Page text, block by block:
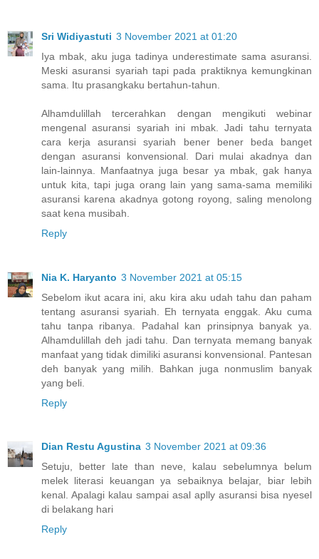
Sri Widiyastuti 3 November 2021 at 01:20
Iya mbak, aku juga tadinya underestimate sama asuransi.
Meski asuransi syariah tapi pada praktiknya kemungkinan
sama. Itu prasangkaku bertahun-tahun.
Alhamdulillah tercerahkan dengan mengikuti webinar
mengenal asuransi syariah ini mbak. Jadi tahu ternyata
cara kerja asuransi syariah bener bener beda banget
dengan asuransi konvensional. Dari mulai akadnya dan
lain-lainnya. Manfaatnya juga besar ya mbak, gak hanya
untuk kita, tapi juga orang lain yang sama-sama memiliki
asuransi karena akadnya gotong royong, saling menolong
saat kena musibah.
Reply
Nia K. Haryanto 3 November 2021 at 05:15
Sebelom ikut acara ini, aku kira aku udah tahu dan paham
tentang asuransi syariah. Eh ternyata enggak. Aku cuma
tahu tanpa ribanya. Padahal kan prinsipnya banyak ya.
Alhamdulillah deh jadi tahu. Dan ternyata memang banyak
manfaat yang tidak dimiliki asuransi konvensional. Pantesan
deh banyak yang milih. Bahkan juga nonmuslim banyak
yang beli.
Reply
Dian Restu Agustina 3 November 2021 at 09:36
Setuju, better late than neve, kalau sebelumnya belum
melek literasi keuangan ya sebaiknya belajar, biar lebih
kenal. Apalagi kalau sampai asal aplly asuransi bisa nyesel
di belakang hari
Reply